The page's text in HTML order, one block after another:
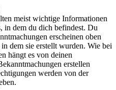
meist wichtige Informationen
in dem du dich befindest. Du
erscheinen oben
dem sie erstellt wurden. Wie bei
hängt es von deinen
erstellen
werden von der